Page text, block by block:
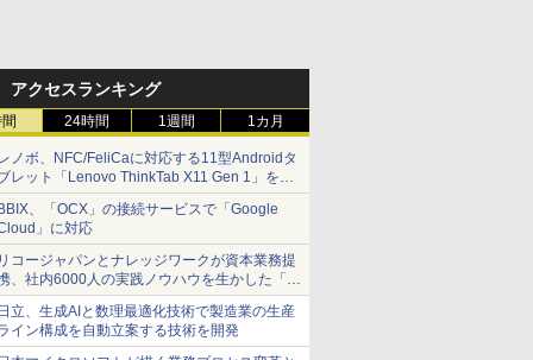
アクセスランキング
24時間 1週間 1カ月
ノボ、NFC/FeliCaに対応する11型Androidタ
レット「Lenovo ThinkTab X11 Gen 1」を発
、「OCX」の接続サービスで「Google
」に対応
コージャパンとナレッジワークが資本業務提
、社内6000人の実践ノウハウを生かした「AI
談記録 for RICOH」を展開へ
立、生成AIと数理最適化技術で製造業の生産
イン構成を自動立案する技術を開発